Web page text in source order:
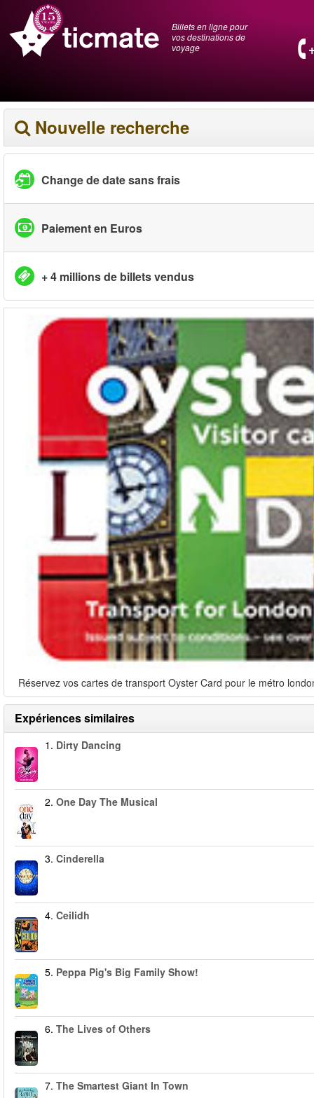
Billets en ligne pour
vos destinations de
voyage
Nouvelle recherche
Change de date sans frais
Paiement en Euros
+ 4 millions de billets vendus
Réservez vos cartes de transport Oyster Card pour le métro
Expériences similaires
1. Dirty Dancing
2. One Day The Musical
3. Cinderella
4. Ceilidh
5. Peppa Pig's Big Family Show!
6. The Lives of Others
7. The Smartest Giant In Town